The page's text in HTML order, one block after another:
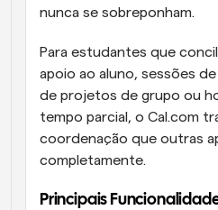
nunca se sobreponham.
Para estudantes que
apoio ao aluno, sessões
de projetos de grupo ou
tempo parcial, o Cal.com
coordenação que outras
completamente.
Principais